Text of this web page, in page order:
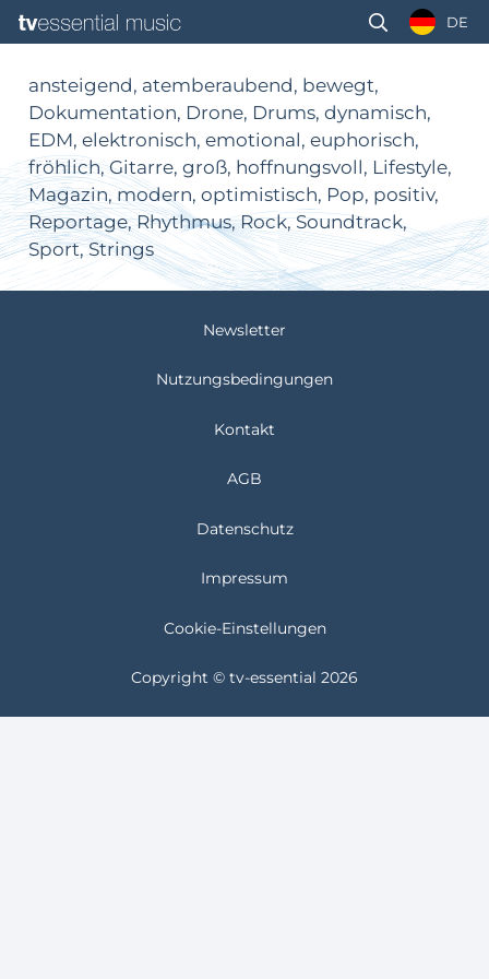
DE
ansteigend, atemberaubend, bewegt,
Dokumentation, Drone, Drums, dynamisch,
EDM, elektronisch, emotional, euphorisch,
fröhlich, Gitarre, groß, hoffnungsvoll, Lifestyle,
Magazin, modern, optimistisch, Pop, positiv,
Reportage, Rhythmus, Rock, Soundtrack,
Sport, Strings
Newsletter
Nutzungsbedingungen
Kontakt
AGB
Datenschutz
Impressum
Cookie-Einstellungen
Copyright © tv-essential 2026